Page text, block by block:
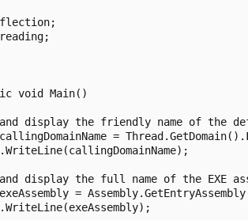
void Main()
display the friendly name of the
=
display the full name of the EXE
=